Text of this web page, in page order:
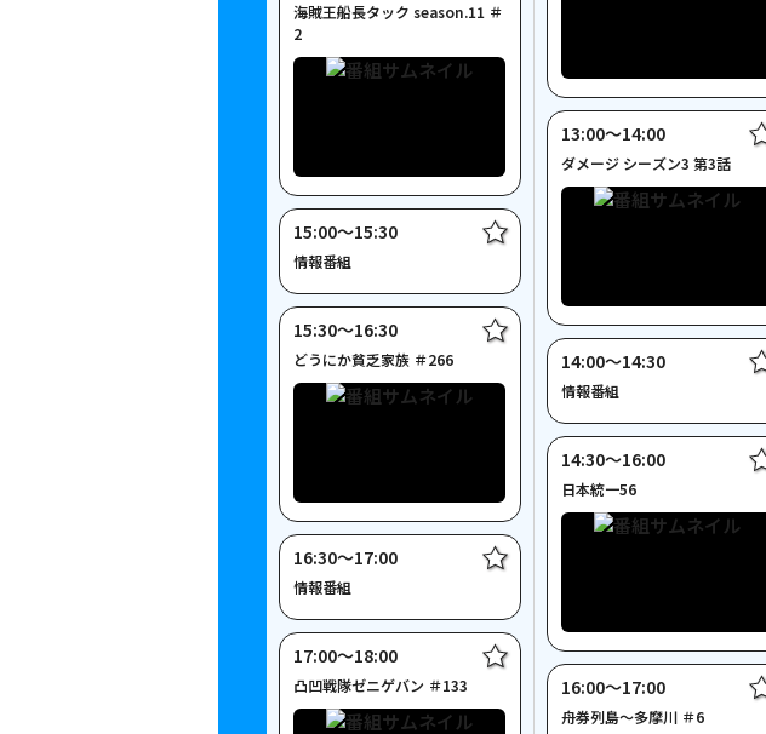
海賊王船長タック season.11 ＃
2
15:00〜15:30
情報番組
15:30〜16:30
どうにか貧乏家族 ＃266
16:30〜17:00
情報番組
17:00〜18:00
凸凹戦隊ゼニゲバン ＃133
13:00〜14:00
ダメージ シーズン3 第3話
14:00〜14:30
情報番組
14:30〜16:00
日本統一56
16:00〜17:00
舟券列島～多摩川 ＃6